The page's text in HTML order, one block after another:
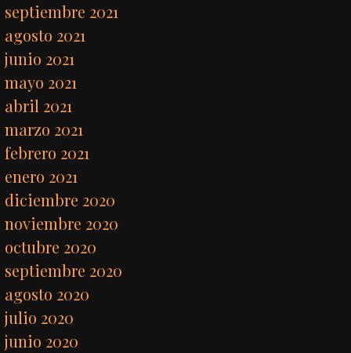
septiembre 2021
agosto 2021
junio 2021
mayo 2021
abril 2021
marzo 2021
febrero 2021
enero 2021
diciembre 2020
noviembre 2020
octubre 2020
septiembre 2020
agosto 2020
julio 2020
junio 2020